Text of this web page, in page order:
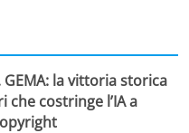
GEMA: la vittoria storica
che costringe l’IA a